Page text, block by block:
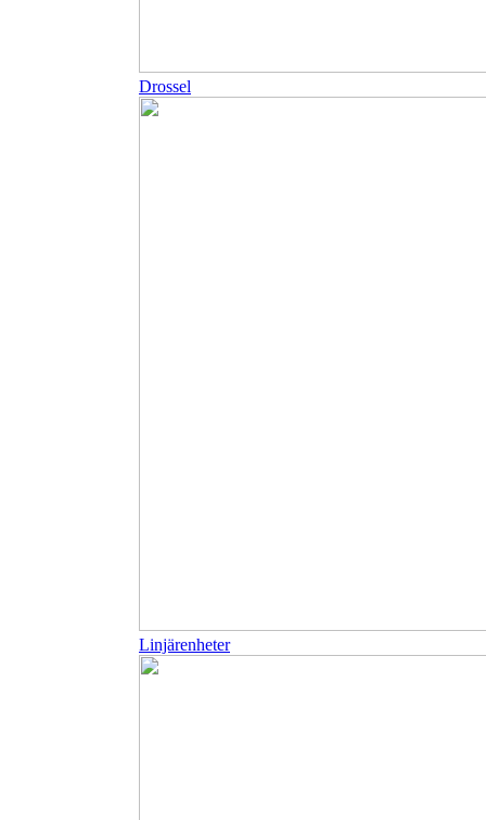
Drossel
Linjärenheter